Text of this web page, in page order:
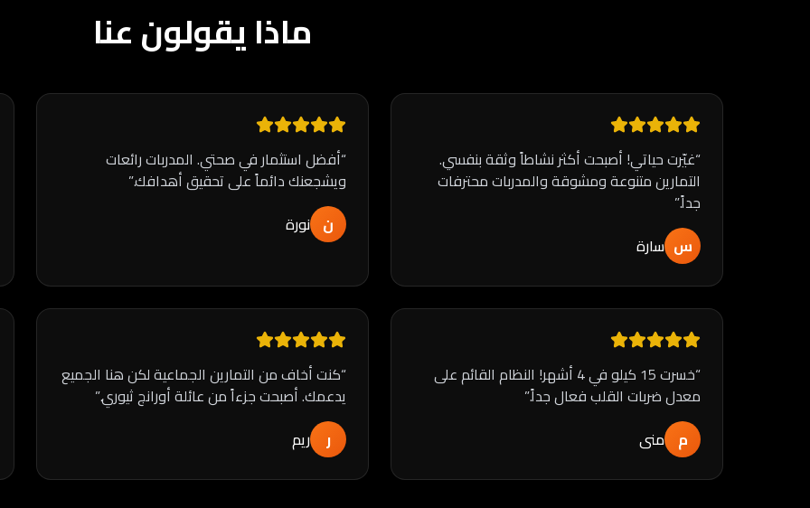
ماذا يقولون عنا
“غيّرت حياتي! أصبحت أكثر نشاطاً وثقة بنفسي.
التمارين متنوعة ومشوقة والمدربات محترفات
جداً.”
س سارة
“أفضل استثمار في صحتي. المدربات رائعات
ويشجعنك دائماً على تحقيق أهدافك.”
ن نورة
“
خسرت 15 كيلو في 4 أشهر! النظام القائم على
معدل ضربات القلب فعال جداً.”
م منى
“كنت أخاف من التمارين الجماعية لكن هنا الجميع
يدعمك. أصبحت جزءاً من عائلة أورانج ثيوري.”
ر
ريم